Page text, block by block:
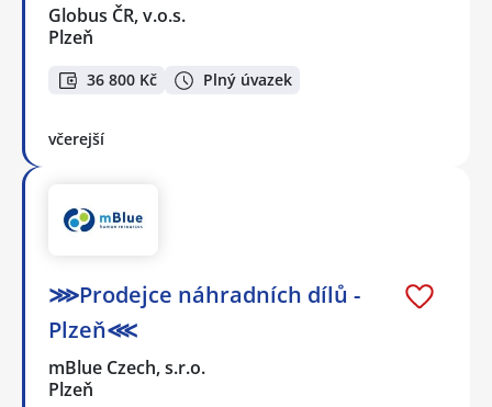
Globus ČR, v.o.s.
Plzeň
36 800 Kč Plný úvazek
včerejší
⋙Prodejce náhradních dílů -
Plzeň⋘
mBlue Czech, s.r.o.
Plzeň